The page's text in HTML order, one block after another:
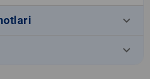
keyboard_arrow_down
keyboard_arrow_down